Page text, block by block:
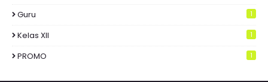
Guru 1
Kelas XII 1
PROMO 1